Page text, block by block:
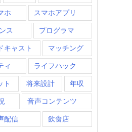
ホ スマホアプリ
ス プログラマ
キャスト マッチング
ィ ライフハック
ト 将来設計 年収
音声コンテンツ
配信 飲食店